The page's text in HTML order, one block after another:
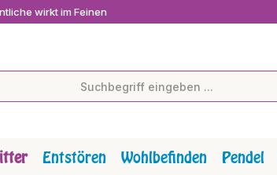
wirkt im Feinen
Entstören Wohlbefinden Pendel